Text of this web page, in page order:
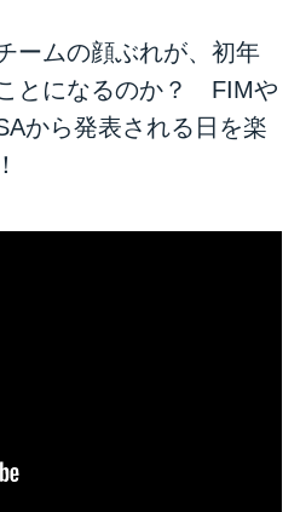
ームの顔ぶれが、初年
とになるのか？ FIMや
から発表される日を楽